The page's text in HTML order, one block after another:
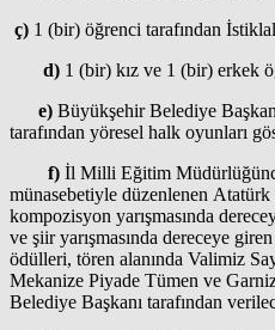
ç) 1 (bir) öğrenci tarafından
d) 1 (bir) kız ve 1 (bir) erkek
e) Büyükşehir Belediye
tarafından yöresel halk oyunları
f) İl Milli Eğitim
münasebetiyle düzenlenen
kompozisyon yarışmasında
ve şiir yarışmasında dereceye
ödülleri, tören alanında Valimiz
Mekanize Piyade Tümen ve
Belediye Başkanı tarafından